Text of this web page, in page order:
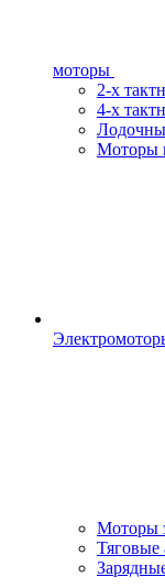
моторы
2-х
4-х
Моторы
Моторы
Тяговые